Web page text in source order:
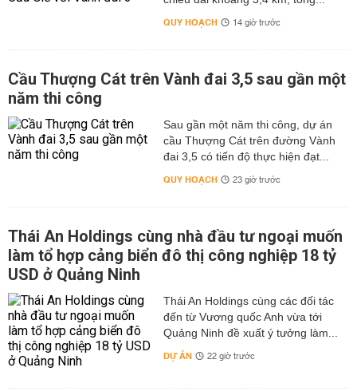
QUY HOẠCH 14 giờ trước
Cầu Thượng Cát trên Vành đai 3,5 sau gần một
năm thi công
Sau gần một năm thi công, dự án
cầu Thượng Cát trên đường Vành
đai 3,5 có tiến độ thực hiện đạt...
QUY HOẠCH 23 giờ trước
Thái An Holdings cùng nhà đầu tư ngoại muốn
làm tổ hợp cảng biển đô thị công nghiệp 18 tỷ
USD ở Quảng Ninh
Thái An Holdings cùng các đối tác
đến từ Vương quốc Anh vừa tới
Quảng Ninh đề xuất ý tưởng làm...
DỰ ÁN 22 giờ trước